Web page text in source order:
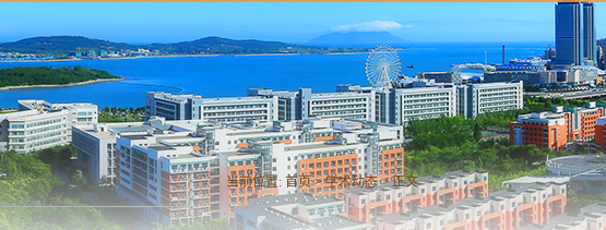
当前位置: 首页>学术动态> 正文